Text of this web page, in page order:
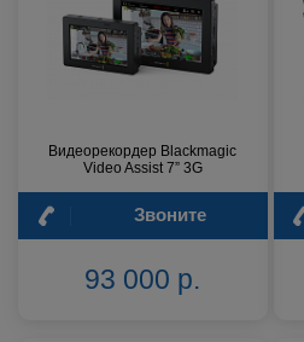
Видеорекордер Blackmagic
Video Assist 7” 3G
Звоните
93 000 р.